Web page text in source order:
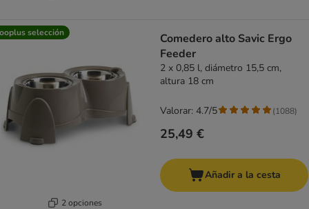
selección
2 opciones
Comedero alto Savic Ergo
Feeder
2 x 0,85 l, diámetro 15,5 cm,
altura 18 cm
25,49 €
Valorar: 4.7/5 (1088)
Añadir a la cesta